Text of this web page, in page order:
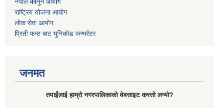
नेपाल कानुन आयोग
राष्ट्रिय योजना आयोग
लोक सेवा आयोग
प्रिती फन्ट बाट युनिकोड कन्भर्रटर
जनमत
तपाईंलाई हाम्रो नगरपालिकाको वेबसाइट कस्तो लग्यो?